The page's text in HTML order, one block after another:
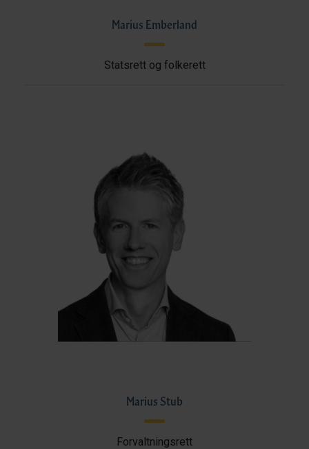
Marius Emberland
Statsrett og folkerett
Marius Stub
Forvaltningsrett